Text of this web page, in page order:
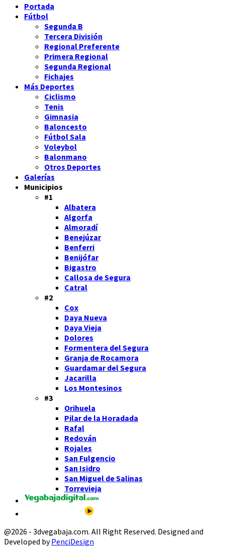
Portada
Fútbol
Segunda B
Tercera División
Regional Preferente
Primera Regional
Segunda Regional
Fichajes
Más Deportes
Ciclismo
Tenis
Gimnasia
Baloncesto
Fútbol Sala
Voleybol
Balonmano
Otros Deportes
Galerías
Municipios
#1
Albatera
Algorfa
Almoradí
Benejúzar
Benferri
Benijófar
Bigastro
Callosa de Segura
Catral
#2
Cox
Daya Nueva
Daya Vieja
Dolores
Formentera del Segura
Granja de Rocamora
Guardamar del Segura
Jacarilla
Los Montesinos
#3
Orihuela
Pilar de la Horadada
Rafal
Redován
Rojales
San Fulgencio
San Isidro
San Miguel de Salinas
Torrevieja
@2026 - 3dvegabaja.com. All Right Reserved. Designed and
Developed byPenciDesign